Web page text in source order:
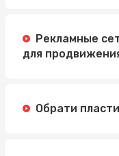
Рекламные
для
Обрати